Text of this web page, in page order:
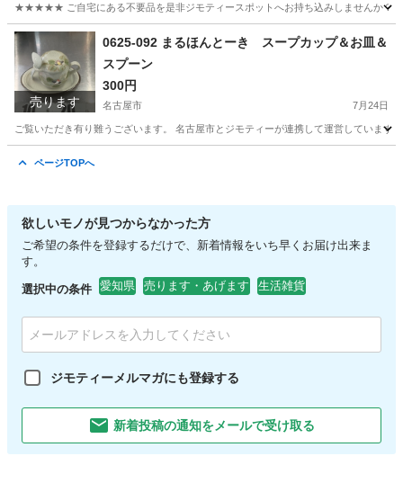
★★★★★ ご自宅にある不要品を是非ジモティースポットへお持ち込みしませんか？
愛知 名古屋市 現地
売ります
0625-092 まるほんとーき スープカップ＆お皿＆
スプーン
300円
名古屋市 7月24日
ご覧いただき有り難うございます。 名古屋市とジモティーが連携して運営してい
ページTOPへ
欲しいモノが見つからなかった方
ご希望の条件を登録するだけで、新着情報をいち早くお届け出来ま
す。
選択中の条件 愛知県 売ります・あげます 生活雑貨
ジモティーメルマガにも登録する
新着投稿の通知をメールで受け取る